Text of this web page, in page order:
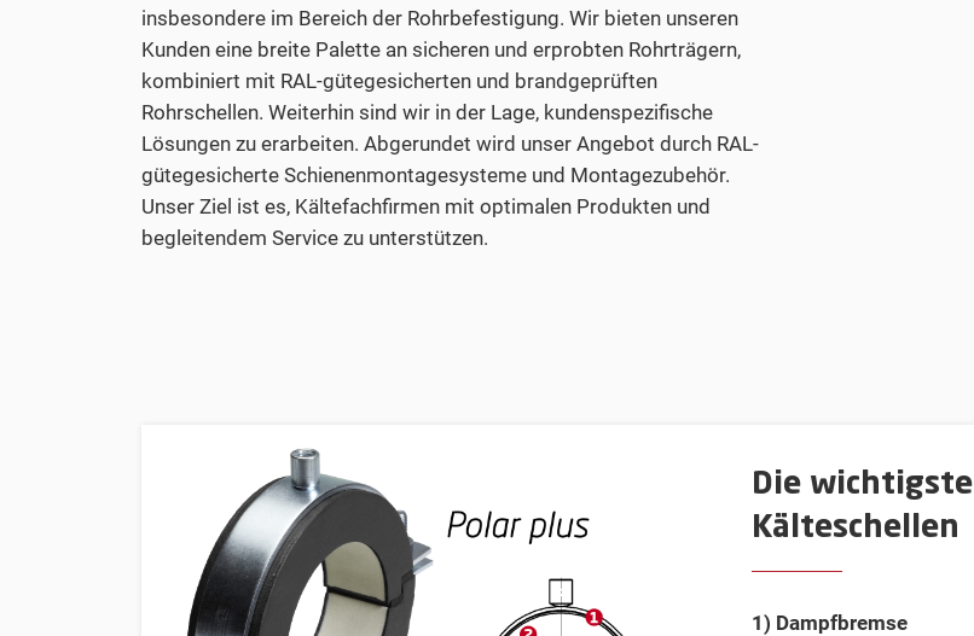
insbesondere im Bereich der Rohrbefestigung. Wir bieten unseren
Kunden eine breite Palette an sicheren und erprobten Rohrträgern,
kombiniert mit RAL-gütegesicherten und brandgeprüften
Rohrschellen. Weiterhin sind wir in der Lage, kundenspezifische
Lösungen zu erarbeiten. Abgerundet wird unser Angebot durch RAL-
gütegesicherte Schienenmontagesysteme und Montagezubehör.
Unser Ziel ist es, Kältefachfirmen mit optimalen Produkten und
begleitendem Service zu unterstützen.
Die
Kälteschellen
1) Dampfbremse